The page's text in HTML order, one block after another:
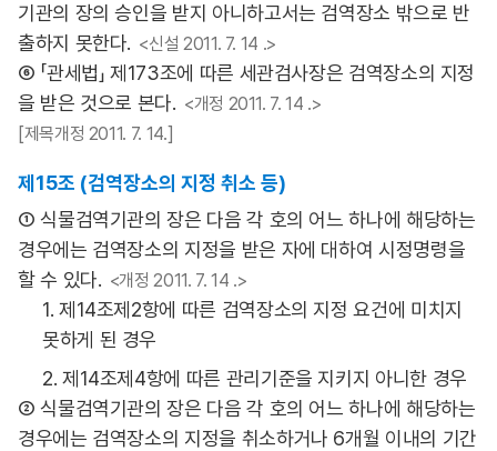
기관의 장의 승인을 받지 아니하고서는 검역장소 밖으로 반
출하지 못한다. <신설 2011. 7. 14 .>
⑥ 「관세법」 제173조에 따른 세관검사장은 검역장소의 지정
을 받은 것으로 본다. <개정 2011. 7. 14 .>
[제목개정 2011. 7. 14.]
제15조 (검역장소의 지정 취소 등)
① 식물검역기관의 장은 다음 각 호의 어느 하나에 해당하는
경우에는 검역장소의 지정을 받은 자에 대하여 시정명령을
할 수 있다. <개정 2011. 7. 14 .>
1. 제14조제2항에 따른 검역장소의 지정 요건에 미치지
못하게 된 경우
2. 제14조제4항에 따른 관리기준을 지키지 아니한 경우
② 식물검역기관의 장은 다음 각 호의 어느 하나에 해당하는
경우에는 검역장소의 지정을 취소하거나 6개월 이내의 기간